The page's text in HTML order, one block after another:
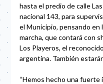
hasta el predio de calle
nacional 143, para
el Municipio, pensando en
marcha, que contará con
Los Playeros, el
argentina. También
“Hemos hecho una fuerte